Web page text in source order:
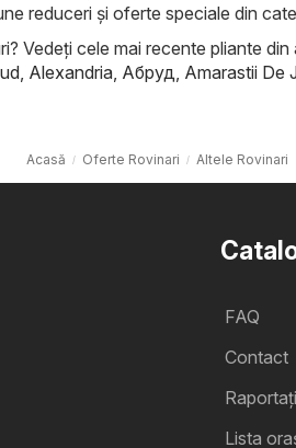
reduceri și oferte speciale din
Vedeți cele mai recente pliante din
Alexandria Абруд Amarastii De
Acasă Oferte Rovinari Altele Rovinari
FAQ
Contact
Lista